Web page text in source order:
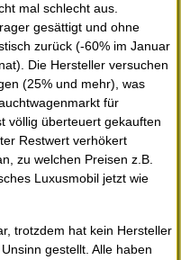
mal schlecht aus.
gesättigt und ohne
zurück (-60% im Januar
Die Hersteller versuchen
(25% und mehr), was
für
völlig überteuert gekauften
Restwert verhökert
zu welchen Preisen z.B.
Luxusmobil jetzt wie
trotzdem hat kein Hersteller
gestellt. Alle haben